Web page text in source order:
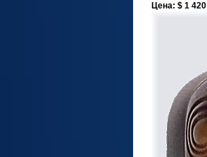
Цена: $ 1 420